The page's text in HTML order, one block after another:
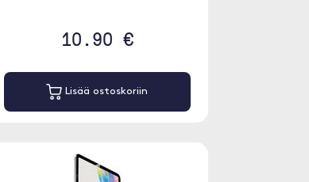
10.90 €
Lisää ostoskoriin